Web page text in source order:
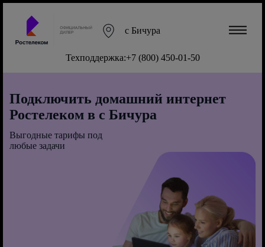
с Бичура
Техподдержка:+7 (800) 450-01-50
Подключить домашний интернет
Ростелеком в с Бичура
Выгодные тарифы под
любые задачи